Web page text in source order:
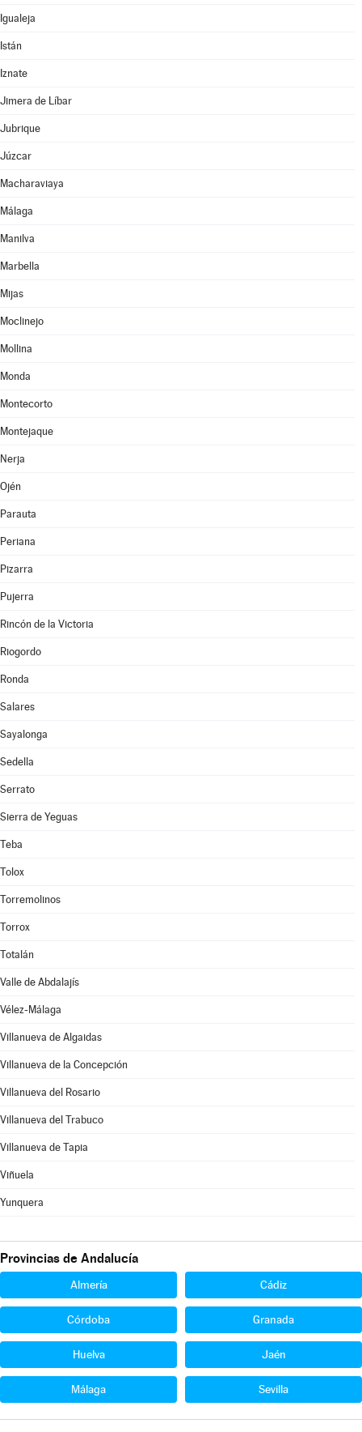
Igualeja
Istán
Iznate
Jimera de Líbar
Jubrique
Júzcar
Macharaviaya
Málaga
Manilva
Marbella
Mijas
Moclinejo
Mollina
Monda
Montecorto
Montejaque
Nerja
Ojén
Parauta
Periana
Pizarra
Pujerra
Rincón de la Victoria
Riogordo
Ronda
Salares
Sayalonga
Sedella
Serrato
Sierra de Yeguas
Teba
Tolox
Torremolinos
Torrox
Totalán
Valle de Abdalajís
Vélez-Málaga
Villanueva de Algaidas
Villanueva de la Concepción
Villanueva del Rosario
Villanueva del Trabuco
Villanueva de Tapia
Viñuela
Yunquera
Provincias de Andalucía
Almería Cádiz
Córdoba Granada
Huelva Jaén
Málaga Sevilla